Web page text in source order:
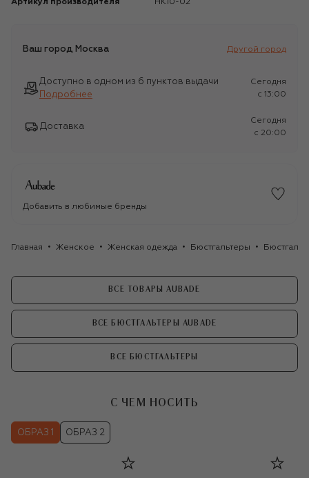
Артикул производителя HK10-02
Ваш город Москва Другой город
Доступно в одном из 6 пунктов выдачи
Подробнее
Сегодня
c 13:00
Доставка
Сегодня
c 20:00
Добавить в любимые бренды
Главная Женское Женская одежда Бюстгальтеры
ВСЕ ТОВАРЫ AUBADE
ВСЕ БЮСТГАЛЬТЕРЫ AUBADE
ВСЕ БЮСТГАЛЬТЕРЫ
С ЧЕМ НОСИТЬ
ОБРАЗ 1 ОБРАЗ 2